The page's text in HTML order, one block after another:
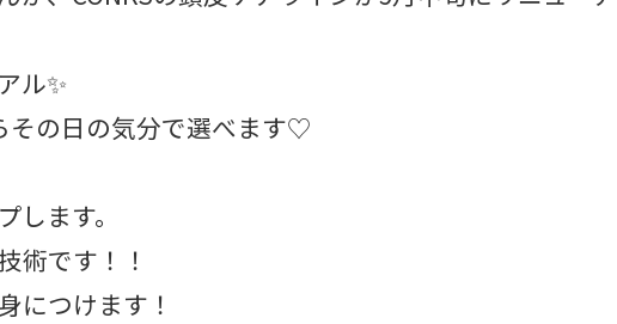
ル✨
その日の気分で選べます♡
ます。
術です！！
につけます！